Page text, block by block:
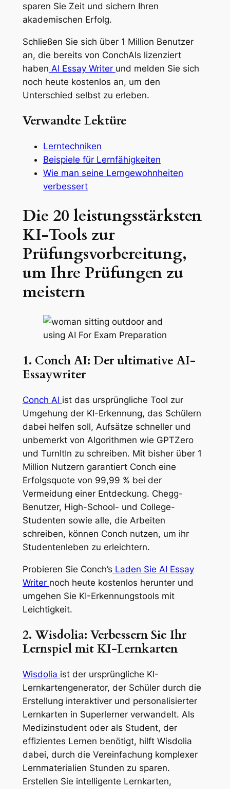
sparen Sie Zeit und sichern Ihren
akademischen Erfolg.
Schließen Sie sich über 1 Million Benutzer
an, die bereits von ConchAIs lizenziert
haben AI Essay Writer und melden Sie sich
noch heute kostenlos an, um den
Unterschied selbst zu erleben.
Verwandte Lektüre
Lerntechniken
Beispiele für Lernfähigkeiten
Wie man seine Lerngewohnheiten
verbessert
Die 20 leistungsstärksten
KI-Tools zur
Prüfungsvorbereitung,
um Ihre Prüfungen zu
meistern
1. Conch AI: Der ultimative AI-
Essaywriter
Conch AI ist das ursprüngliche Tool zur
Umgehung der KI-Erkennung, das Schülern
dabei helfen soll, Aufsätze schneller und
unbemerkt von Algorithmen wie GPTZero
und TurnItIn zu schreiben. Mit bisher über 1
Million Nutzern garantiert Conch eine
Erfolgsquote von 99,99 % bei der
Vermeidung einer Entdeckung. Chegg-
Benutzer, High-School- und College-
Studenten sowie alle, die Arbeiten
schreiben, können Conch nutzen, um ihr
Studentenleben zu erleichtern.
Probieren Sie Conch’s Laden Sie AI Essay
Writer noch heute kostenlos herunter und
umgehen Sie KI-Erkennungstools mit
Leichtigkeit.
2. Wisdolia: Verbessern Sie Ihr
Lernspiel mit KI-Lernkarten
Wisdolia ist der ursprüngliche KI-
Lernkartengenerator, der Schüler durch die
Erstellung interaktiver und personalisierter
Lernkarten in Superlerner verwandelt. Als
Medizinstudent oder als Student, der
effizientes Lernen benötigt, hilft Wisdolia
dabei, durch die Vereinfachung komplexer
Lernmaterialien Stunden zu sparen.
Erstellen Sie intelligente Lernkarten,